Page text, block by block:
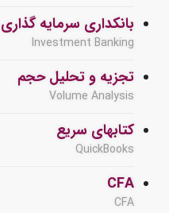
بانکداری سرمایه گذاری
Investment Banking
تجزیه و تحلیل حجم
Volume Analysis
کتابهای سریع
QuickBooks
CFA
CFA